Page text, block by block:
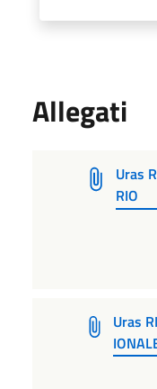
Allegati
Uras
RIO
Uras